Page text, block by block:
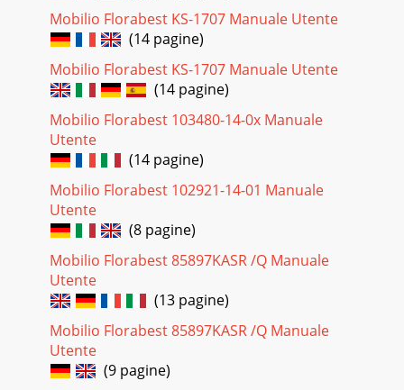
Mobilio Florabest KS-1707 Manuale Utente
(14 pagine)
Mobilio Florabest KS-1707 Manuale Utente
(14 pagine)
Mobilio Florabest 103480-14-0х Manuale
Utente
(14 pagine)
Mobilio Florabest 102921-14-01 Manuale
Utente
(8 pagine)
Mobilio Florabest 85897KASR /Q Manuale
Utente
(13 pagine)
Mobilio Florabest 85897KASR /Q Manuale
Utente
(9 pagine)